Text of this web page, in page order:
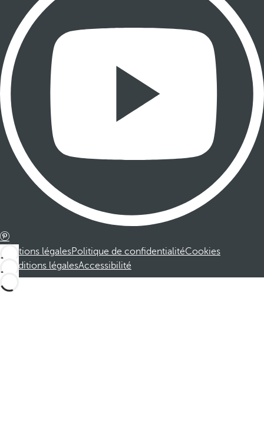
Mentions légalesPolitique de confidentialitéCookies
Conditions légalesAccessibilité